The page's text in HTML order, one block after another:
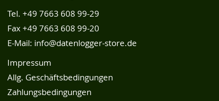
Tel. +49 7663 608 99-29
Fax +49 7663 608 99-20
E-Mail: info@datenlogger-store.de
Impressum
Allg. Geschäftsbedingungen
Zahlungsbedingungen